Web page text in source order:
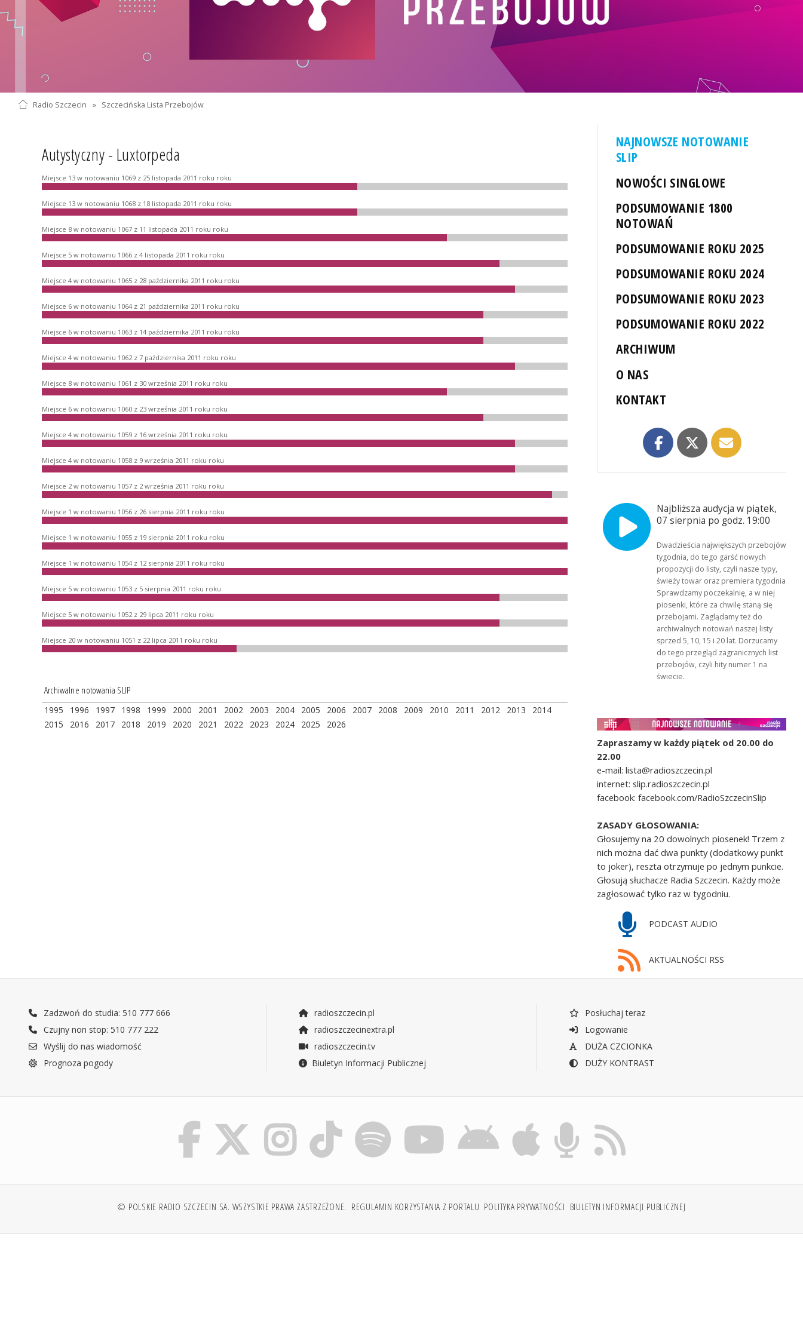
Radio Szczecin » Szczecińska Lista Przebojów
Autystyczny - Luxtorpeda
Miejsce 13 w notowaniu 1069 z 25 listopada 2011 roku roku
Miejsce 13 w notowaniu 1068 z 18 listopada 2011 roku roku
Miejsce 8 w notowaniu 1067 z 11 listopada 2011 roku roku
Miejsce 5 w notowaniu 1066 z 4 listopada 2011 roku roku
Miejsce 4 w notowaniu 1065 z 28 października 2011 roku roku
Miejsce 6 w notowaniu 1064 z 21 października 2011 roku roku
Miejsce 6 w notowaniu 1063 z 14 października 2011 roku roku
Miejsce 4 w notowaniu 1062 z 7 października 2011 roku roku
Miejsce 8 w notowaniu 1061 z 30 września 2011 roku roku
Miejsce 6 w notowaniu 1060 z 23 września 2011 roku roku
Miejsce 4 w notowaniu 1059 z 16 września 2011 roku roku
Miejsce 4 w notowaniu 1058 z 9 września 2011 roku roku
Miejsce 2 w notowaniu 1057 z 2 września 2011 roku roku
Miejsce 1 w notowaniu 1056 z 26 sierpnia 2011 roku roku
Miejsce 1 w notowaniu 1055 z 19 sierpnia 2011 roku roku
Miejsce 1 w notowaniu 1054 z 12 sierpnia 2011 roku roku
Miejsce 5 w notowaniu 1053 z 5 sierpnia 2011 roku roku
Miejsce 5 w notowaniu 1052 z 29 lipca 2011 roku roku
Miejsce 20 w notowaniu 1051 z 22 lipca 2011 roku roku
Archiwalne notowania SLIP
1995 1996 1997 1998 1999 2000 2001 2002 2003 2004 2005 2006 2007 2008 2009 2010 2011 2012 2013
2014
2015
2016 2017 2018 2019 2020 2021 2022 2023 2024 2025 2026
NAJNOWSZE NOTOWANIE
SLIP
NOWOŚCI SINGLOWE
PODSUMOWANIE 1800
NOTOWAŃ
PODSUMOWANIE ROKU 2025
PODSUMOWANIE ROKU 2024
PODSUMOWANIE ROKU 2023
PODSUMOWANIE ROKU 2022
ARCHIWUM
O NAS
KONTAKT
Najbliższa audycja w piątek,
07 sierpnia po godz. 19:00
Dwadzieścia największych przebojów
tygodnia, do tego garść nowych
propozycji do listy, czyli nasze typy,
świeży towar oraz premiera tygodnia!
Sprawdzamy poczekalnię, a w niej
piosenki, które za chwilę staną się
przebojami. Zaglądamy też do
archiwalnych notowań naszej listy
sprzed 5, 10, 15 i 20 lat. Dorzucamy
do tego przegląd zagranicznych list
przebojów, czyli hity numer 1 na
świecie.
Zapraszamy w każdy piątek od 20.00 do
22.00
e-mail: lista@radioszczecin.pl
internet: slip.radioszczecin.pl
facebook: facebook.com/RadioSzczecinSlip
ZASADY GŁOSOWANIA:
Głosujemy na 20 dowolnych piosenek! Trzem z
nich można dać dwa punkty (dodatkowy punkt
to joker), reszta otrzymuje po jednym punkcie.
Głosują słuchacze Radia Szczecin. Każdy może
zagłosować tylko raz w tygodniu.
PODCAST AUDIO
AKTUALNOŚCI RSS
Zadzwoń do studia: 510 777 666
Czujny non stop: 510 777 222
Wyślij do nas wiadomość
Prognoza pogody
radioszczecin.pl
radioszczecinextra.pl
radioszczecin.tv
Biuletyn Informacji Publicznej
Posłuchaj teraz
Logowanie
DUŻA CZCIONKA
DUŻY KONTRAST
© POLSKIE RADIO SZCZECIN SA. WSZYSTKIE PRAWA ZASTRZEŻONE. REGULAMIN KORZYSTANIA Z PORTALU POLITYKA PRYWATNOŚCI BIULETYN INFORMACJI PUBLICZNEJ